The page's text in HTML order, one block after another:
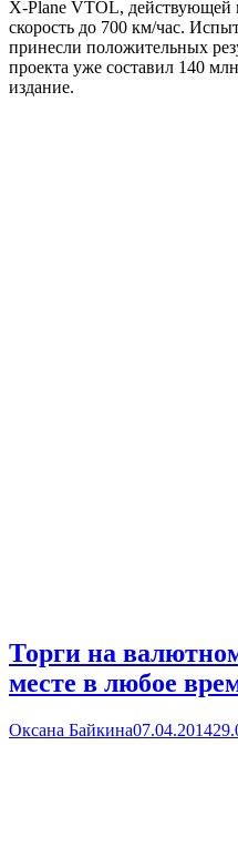
X-Plane VTOL, действующей
скорость до 700 км/час.
принесли положительных
проекта уже составил 140
издание.
Торги на
месте в любое
Оксана Байкина07.04.2014